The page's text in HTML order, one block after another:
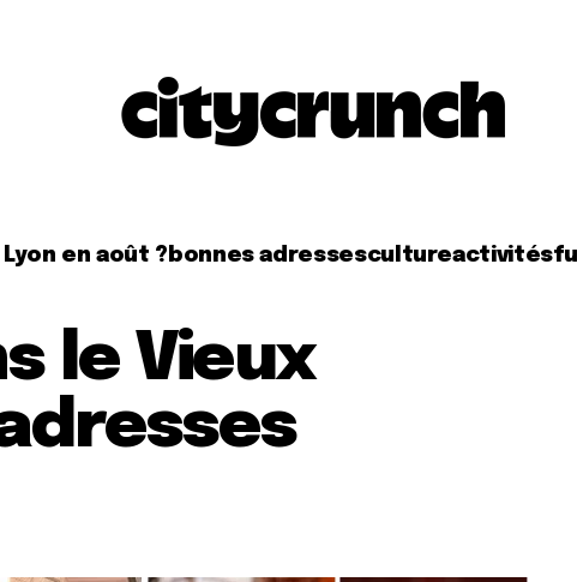
en août ? bonnes adressescultureactivités
le Vieux